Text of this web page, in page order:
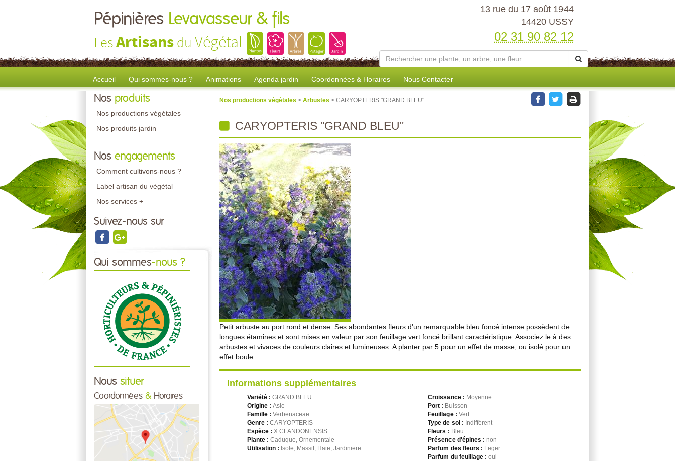
Pépinières Levavasseur & fils
LesArtisans du Végétal
13 rue du 17 août 1944
14420 USSY
02 31 90 82 12
Accueil Qui sommes-nous ? Animations Agenda jardin Coordonnées & Horaires Nous Contacter
Nos produits
Nos productions végétales
Nos produits jardin
Nos engagements
Comment cultivons-nous ?
Label artisan du végétal
Nos services +
Suivez-nous sur
Qui sommes-nous ?
Nous situer
Coordonnées & Horaires
Nos productions végétales > Arbustes > CARYOPTERIS "GRAND BLEU"
CARYOPTERIS "GRAND BLEU"
Petit arbuste au port rond et dense. Ses abondantes fleurs d'un remarquable bleu foncé intense possèdent de
longues étamines et sont mises en valeur par son feuillage vert foncé brillant caractéristique. Associez le à des
arbustes et vivaces de couleurs claires et lumineuses. A planter par 5 pour un effet de masse, ou isolé pour un
effet boule.
Informations supplémentaires
Variété : GRAND BLEU
Origine : Asie
Famille : Verbenaceae
Genre : CARYOPTERIS
Espèce : X CLANDONENSIS
Plante : Caduque, Ornementale
Utilisation : Isole, Massif, Haie, Jardiniere
Croissance : Moyenne
Port : Buisson
Feuillage : Vert
Type de sol : Indifférent
Fleurs : Bleu
Présence d'épines : non
Parfum des fleurs : Leger
Parfum du feuillage : oui